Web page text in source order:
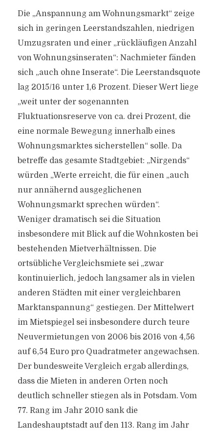
Die „Anspannung am Wohnungsmarkt“ zeige
sich in geringen Leerstandszahlen, niedrigen
Umzugsraten und einer „rückläufigen Anzahl
von Wohnungsinseraten“: Nachmieter fänden
sich „auch ohne Inserate“. Die Leerstandsquote
lag 2015/16 unter 1,6 Prozent. Dieser Wert liege
„weit unter der sogenannten
Fluktuationsreserve von ca. drei Prozent, die
eine normale Bewegung innerhalb eines
Wohnungsmarktes sicherstellen“ solle. Da
betreffe das gesamte Stadtgebiet: „Nirgends“
würden „Werte erreicht, die für einen „auch
nur annähernd ausgeglichenen
Wohnungsmarkt sprechen würden“.
Weniger dramatisch sei die Situation
insbesondere mit Blick auf die Wohnkosten bei
bestehenden Mietverhältnissen. Die
ortsübliche Vergleichsmiete sei „zwar
kontinuierlich, jedoch langsamer als in vielen
anderen Städten mit einer vergleichbaren
Marktanspannung“ gestiegen. Der Mittelwert
im Mietspiegel sei insbesondere durch teure
Neuvermietungen von 2006 bis 2016 von 4,56
auf 6,54 Euro pro Quadratmeter angewachsen.
Der bundesweite Vergleich ergab allerdings,
dass die Mieten in anderen Orten noch
deutlich schneller stiegen als in Potsdam. Vom
77. Rang im Jahr 2010 sank die
Landeshauptstadt auf den 113. Rang im Jahr